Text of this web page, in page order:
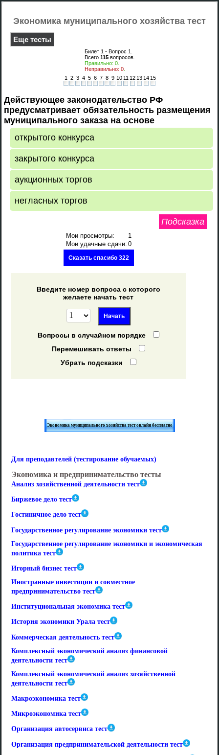
Экономика муниципального хозяйства тест
Еще тесты
Билет 1 - Вопрос 1
Всего 115вопросов.
Правильно: 0.
Неправильно: 0.
1
2 3 4 5 6 7 8 9 10 11 12 13 14 15
Действующее законодательство РФ
предусматривает обязательность размещения
муниципального заказа на основе
открытого конкурса
закрытого конкурса
аукционных торгов
негласных торгов
Подсказка
Мои просмотры:
1
Мои удачные сдачи: 0
Сказать спасибо 322
Введите номер вопроса с которого
желаете начать тест
Вопросы в случайном порядке
Перемешивать ответы
Убрать подсказки
Экономика муниципального хозяйства тест онлайн бесплатно
Для преподавтелей (тестирование обучаемых)
Экономика и предпринимательство тесты
Анализ хозяйственной деятельности тест
Биржевое дело тест
Гостиничное дело тест
Государственное регулирование экономики тест
Государственное регулирование экономики и экономическая
политика тест
Игорный бизнес тест
Иностранные инвестиции и совместное
предпринимательство тест
Институциональная экономика тест
История экономики Урала тест
Коммерческая деятельность тест
Комплексный экономический анализ финансовой
деятельности тест
Комплексный экономический анализ хозяйственной
деятельности тест
Макроэкономика тест
Микроэкономика тест
Организация автосервиса тест
Организация предпринимательской деятельности тест